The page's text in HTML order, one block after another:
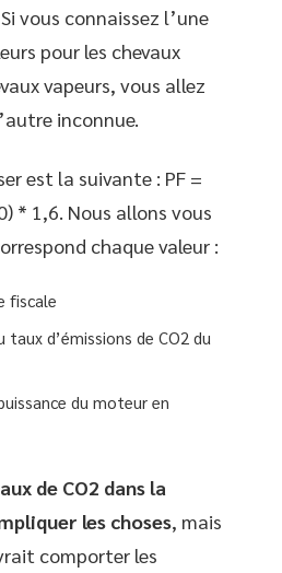
vous connaissez l’une
pour les chevaux
vapeurs, vous allez
inconnue.
est la suivante : PF =
* 1,6. Nous allons vous
chaque valeur :
fiscale
taux d’émissions de CO2 du
du moteur en
de CO2 dans la
les choses, mais
comporter les